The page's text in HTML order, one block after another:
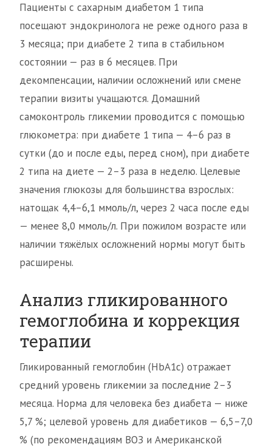
Пациенты с сахарным диабетом 1 типа
посещают эндокринолога не реже одного раза в
3 месяца; при диабете 2 типа в стабильном
состоянии — раз в 6 месяцев. При
декомпенсации, наличии осложнений или смене
терапии визиты учащаются. Домашний
самоконтроль гликемии проводится с помощью
глюкометра: при диабете 1 типа — 4–6 раз в
сутки (до и после еды, перед сном), при диабете
2 типа на диете — 2–3 раза в неделю. Целевые
значения глюкозы для большинства взрослых:
натощак 4,4–6,1 ммоль/л, через 2 часа после еды
— менее 8,0 ммоль/л. При пожилом возрасте или
наличии тяжёлых осложнений нормы могут быть
расширены.
Анализ гликированного
гемоглобина и коррекция
терапии
Гликированный гемоглобин (HbA1c) отражает
средний уровень гликемии за последние 2–3
месяца. Норма для человека без диабета — ниже
5,7 %; целевой уровень для диабетиков — 6,5–7,0
% (по рекомендациям ВОЗ и Американской